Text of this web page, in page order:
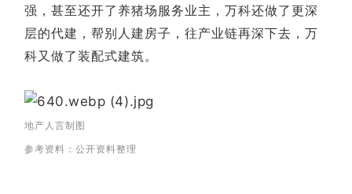
强，甚至还开了养猪场服务业主，万科还做了更深
层的代建，帮别人建房子，往产业链再深下去，万
科又做了装配式建筑。
地产人言制图
参考资料：公开资料整理